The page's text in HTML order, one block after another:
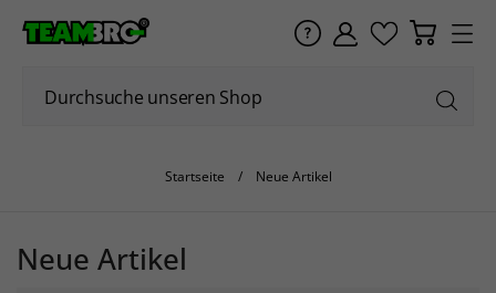
Startseite Neue Artikel
Neue Artikel